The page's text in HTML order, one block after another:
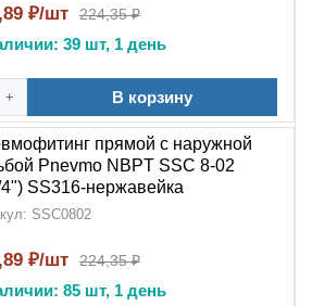
₽/шт 224,35 ₽
39 шт, 1 день
+ В корзину
прямой с наружной
Pnevmo NBPT SSC 8-02
SS316-нержавейка
SSC0802
₽/шт 224,35 ₽
85 шт, 1 день